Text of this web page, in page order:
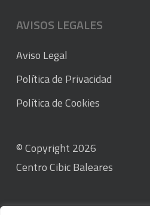
AVISOS LEGALES
Aviso Legal
Política de Privacidad
Política de Cookies
© Copyright 2026
Centro Cibic Baleares